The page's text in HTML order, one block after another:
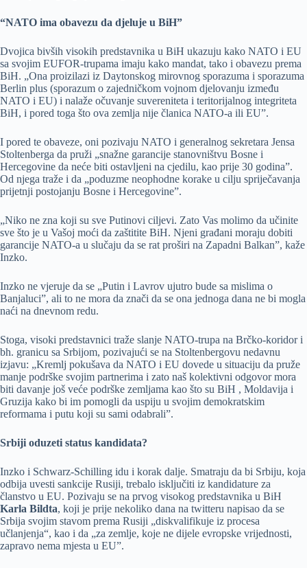
“NATO ima obavezu da djeluje u BiH”
Dvojica bivših visokih predstavnika u BiH ukazuju kako NATO i EU
sa svojim EUFOR-trupama imaju kako mandat, tako i obavezu prema
BiH. „Ona proizilazi iz Daytonskog mirovnog sporazuma i sporazuma
Berlin plus (sporazum o zajedničkom vojnom djelovanju između
NATO i EU) i nalaže očuvanje suvereniteta i teritorijalnog integriteta
BiH, i pored toga što ova zemlja nije članica NATO-a ili EU”.
I pored te obaveze, oni pozivaju NATO i generalnog sekretara Jensa
Stoltenberga da pruži „snažne garancije stanovništvu Bosne i
Hercegovine da neće biti ostavljeni na cjedilu, kao prije 30 godina”.
Od njega traže i da „poduzme neophodne korake u cilju spriječavanja
prijetnji postojanju Bosne i Hercegovine”.
„Niko ne zna koji su sve Putinovi ciljevi. Zato Vas molimo da učinite
sve što je u Vašoj moći da zaštitite BiH. Njeni građani moraju dobiti
garancije NATO-a u slučaju da se rat proširi na Zapadni Balkan”, kaže
Inzko.
Inzko ne vjeruje da se „Putin i Lavrov ujutro bude sa mislima o
Banjaluci”, ali to ne mora da znači da se ona jednoga dana ne bi mogla
naći na dnevnom redu.
Stoga, visoki predstavnici traže slanje NATO-trupa na Brčko-koridor i
bh. granicu sa Srbijom, pozivajući se na Stoltenbergovu nedavnu
izjavu: „Kremlj pokušava da NATO i EU dovede u situaciju da pruže
manje podrške svojim partnerima i zato naš kolektivni odgovor mora
biti davanje još veće podrške zemljama kao što su BiH , Moldavija i
Gruzija kako bi im pomogli da uspiju u svojim demokratskim
reformama i putu koji su sami odabrali”.
Srbiji oduzeti status kandidata?
Inzko i Schwarz-Schilling idu i korak dalje. Smatraju da bi Srbiju, koja
odbija uvesti sankcije Rusiji, trebalo isključiti iz kandidature za
članstvo u EU. Pozivaju se na prvog visokog predstavnika u BiH
Karla Bildta, koji je prije nekoliko dana na twitteru napisao da se
Srbija svojim stavom prema Rusiji „diskvalifikuje iz procesa
učlanjenja“, kao i da „za zemlje, koje ne dijele evropske vrijednosti,
zapravo nema mjesta u EU”.